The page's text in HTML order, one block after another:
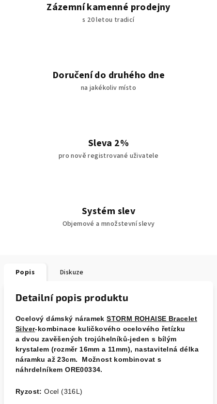
Zázemní kamenné prodejny
s 20 letou tradicí
Doručení do druhého dne
na jakékoliv místo
Sleva 2%
pro nově registrované uživatele
Systém slev
Objemové a množstevní slevy
Popis Diskuze
Detailní popis produktu
Ocelový dámský náramekSTORM ROHAISE Bracelet
Silver-kombinace kuličkového ocelového řetízku
a dvou zavěšených trojúhelníků-jeden s bílým
krystalem (rozměr 16mm a 11mm), nastavitelná délka
náramku až 23cm. Možnost kombinovat s
náhrdelníkem ORE00334.
Ryzost:Ocel (316L)